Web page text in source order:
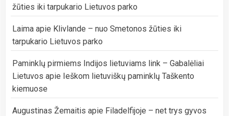
žūties iki tarpukario Lietuvos parko
Laima apie Klivlande – nuo Smetonos žūties iki
tarpukario Lietuvos parko
Paminklų pirmiems Indijos lietuviams link – Gabalėliai
Lietuvos apie Ieškom lietuviškų paminklų Taškento
kiemuose
Augustinas Žemaitis apie Filadelfijoje – net trys gyvos